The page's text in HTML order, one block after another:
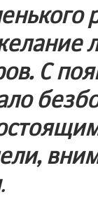
С
.